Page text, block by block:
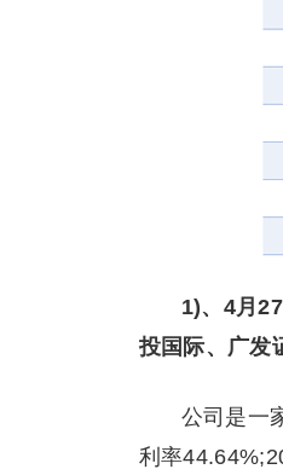
1)、4月
投国际、广发
公司是一
利率